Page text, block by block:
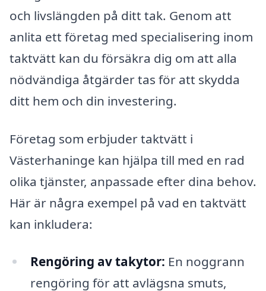
och livslängden på ditt tak. Genom att
anlita ett företag med specialisering inom
taktvätt kan du försäkra dig om att alla
nödvändiga åtgärder tas för att skydda
ditt hem och din investering.
Företag som erbjuder taktvätt i
Västerhaninge kan hjälpa till med en rad
olika tjänster, anpassade efter dina behov.
Här är några exempel på vad en taktvätt
kan inkludera:
Rengöring av takytor: En noggrann
rengöring för att avlägsna smuts,